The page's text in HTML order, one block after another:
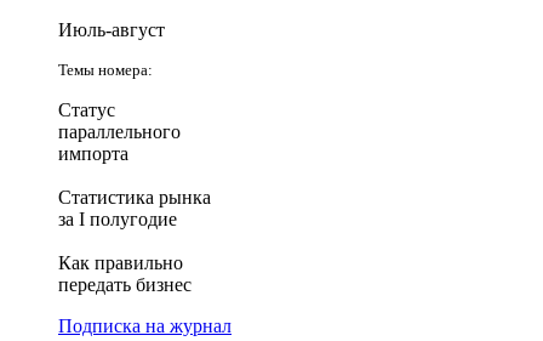
Июль-август
Темы номера:
Статус
параллельного
импорта
Статистика рынка
за I полугодие
Как правильно
передать бизнес
Подписка на журнал